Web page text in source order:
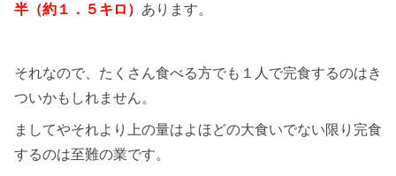
半（約１．５キロ） あります。
それなので、たくさん食べる方でも１人で完食するのはき
ついかもしれません。
ましてやそれより上の量はよほどの大食いでない限り完食
するのは至難の業です。